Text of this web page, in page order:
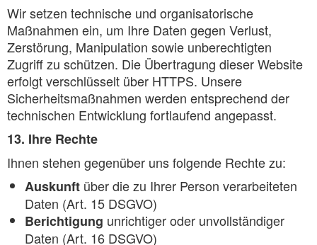
Wir setzen technische und organisatorische
Maßnahmen ein, um Ihre Daten gegen Verlust,
Zerstörung, Manipulation sowie unberechtigten
Zugriff zu schützen. Die Übertragung dieser Website
erfolgt verschlüsselt über HTTPS. Unsere
Sicherheitsmaßnahmen werden entsprechend der
technischen Entwicklung fortlaufend angepasst.
13. Ihre Rechte
Ihnen stehen gegenüber uns folgende Rechte zu:
Auskunft über die zu Ihrer Person verarbeiteten
Daten (Art. 15 DSGVO)
Berichtigung unrichtiger oder unvollständiger
Daten (Art. 16 DSGVO)